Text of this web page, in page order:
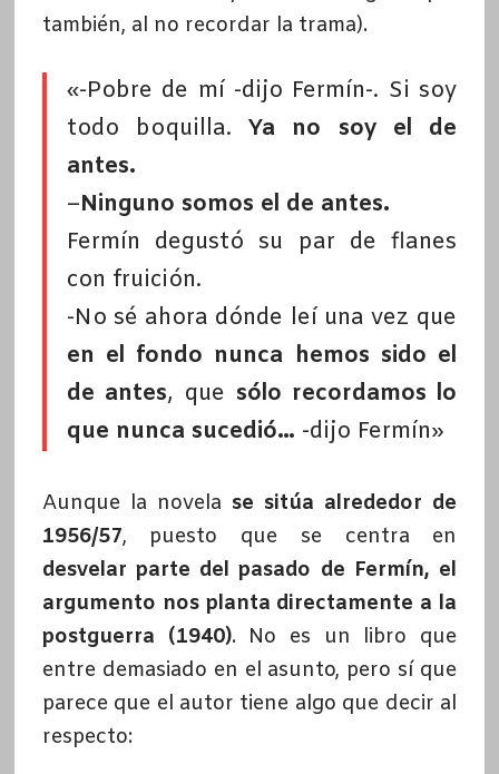
también, al no recordar la trama).
«-Pobre de mí -dijo Fermín-. Si soy
todo boquilla.Ya no soy el de
antes.
–Ninguno somos el de antes.
Fermín degustó su par de flanes
con fruición.
-No sé ahora dónde leí una vez que
en el fondo nunca hemos sido el
de antes, que sólo recordamos lo
que nunca sucedió… -dijo Fermín»
Aunque la novela se sitúa alrededor de
1956/57, puesto que se centra en
desvelar parte del pasado de Fermín, el
argumento nos planta directamente a la
postguerra (1940). No es un libro que
entre demasiado en el asunto, pero sí que
parece que el autor tiene algo que decir al
respecto: